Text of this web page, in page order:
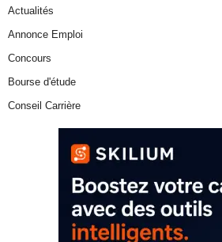
Actualités
Annonce Emploi
Concours
Bourse d'étude
Conseil Carrière